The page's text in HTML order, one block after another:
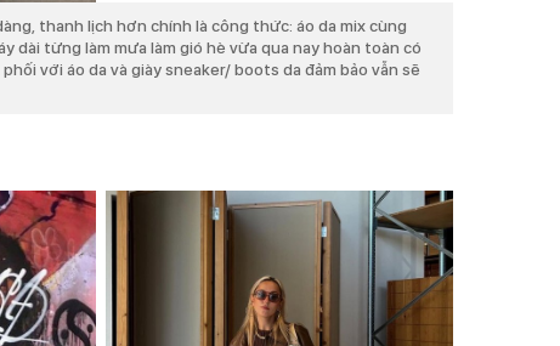
thanh lịch hơn chính là công thức: áo da mix cùng
dài từng làm mưa làm gió hè vừa qua nay hoàn toàn có
với áo da và giày sneaker/ boots da đảm bảo vẫn sẽ